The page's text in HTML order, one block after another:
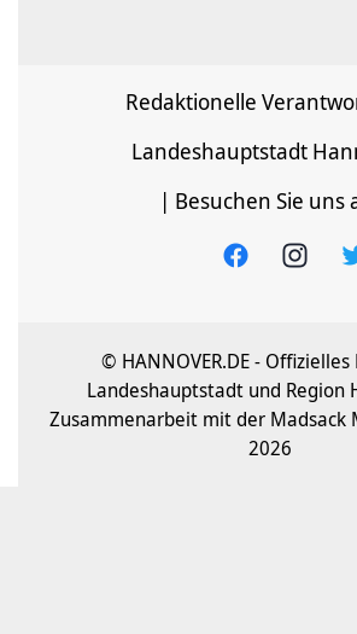
Redaktionelle
Landeshauptstadt
| Besuchen Sie uns
© HANNOVER.DE -
Landeshauptstadt und Region
Zusammenarbeit mit der Madsack
2026